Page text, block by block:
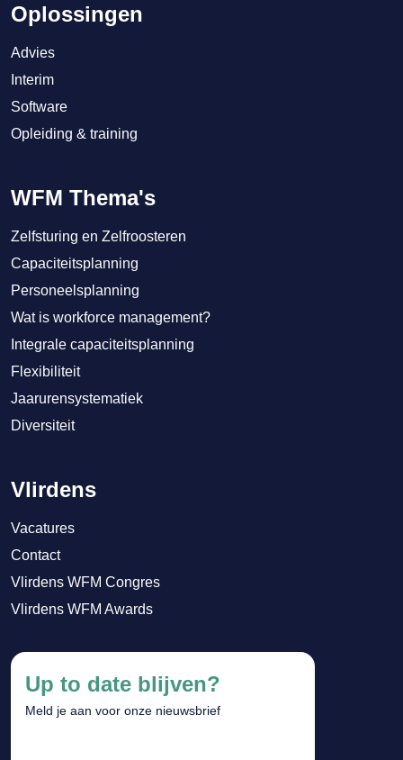
Oplossingen
Advies
Interim
Software
Opleiding & training
WFM Thema's
Zelfsturing en Zelfroosteren
Capaciteitsplanning
Personeelsplanning
Wat is workforce management?
Integrale capaciteitsplanning
Flexibiliteit
Jaarurensystematiek
Diversiteit
Vlirdens
Vacatures
Contact
Vlirdens WFM Congres
Vlirdens WFM Awards
Up to date blijven?
Meld je aan voor onze nieuwsbrief